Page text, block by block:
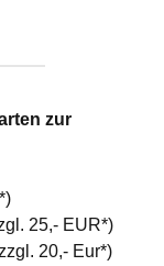
zur
25,- EUR*)
20,- Eur*)